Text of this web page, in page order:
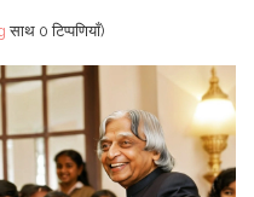
साथ 0 टिप्पणियाँ)